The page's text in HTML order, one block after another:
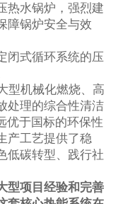
热水锅炉，强烈建
障锅炉安全与效
闭式循环系统的压
型机械化燃烧、高
处理的综合性清洁
优于国标的环保性
产工艺提供了稳
低碳转型、践行社
型项目经验和完善